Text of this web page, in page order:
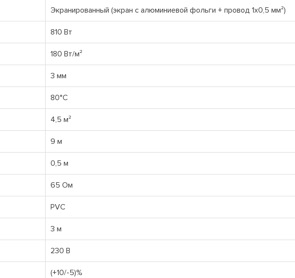
Экранированный (экран с алюминиевой фольги + провод 1х0,5 мм²)
810 Вт
180 Вт/м²
3 мм
80°С
4,5 м²
9 м
0,5 м
65 Ом
PVС
3 м
230 В
(+10/-5)%